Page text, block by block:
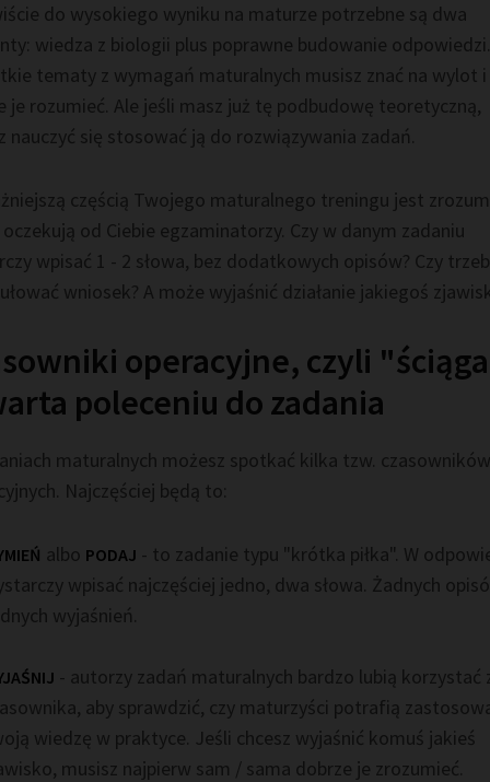
do wysokiego wyniku na maturze potrzebne są dwa
wiedza z biologii plus poprawne budowanie odpowiedzi.
tematy z wymagań maturalnych musisz znać na wylot i
je rozumieć. Ale jeśli masz już tę podbudowę teoretyczną,
nauczyć się stosować ją do rozwiązywania zadań.
częścią Twojego maturalnego treningu jest
od Ciebie egzaminatorzy. Czy w danym zadaniu
wpisać 1 - 2 słowa, bez dodatkowych opisów? Czy
wniosek? A może wyjaśnić działanie jakiegoś
operacyjne, czyli
poleceniu do zadania
maturalnych możesz spotkać kilka tzw. czasowników
Najczęściej będą to:
albo PODAJ - to zadanie typu "krótka piłka". W
wpisać najczęściej jedno, dwa słowa. Żadnych
wyjaśnień.
- autorzy zadań maturalnych bardzo lubią korzystać
aby sprawdzić, czy maturzyści potrafią
wiedzę w praktyce. Jeśli chcesz wyjaśnić komuś jakieś
musisz najpierw sam / sama dobrze je zrozumieć.